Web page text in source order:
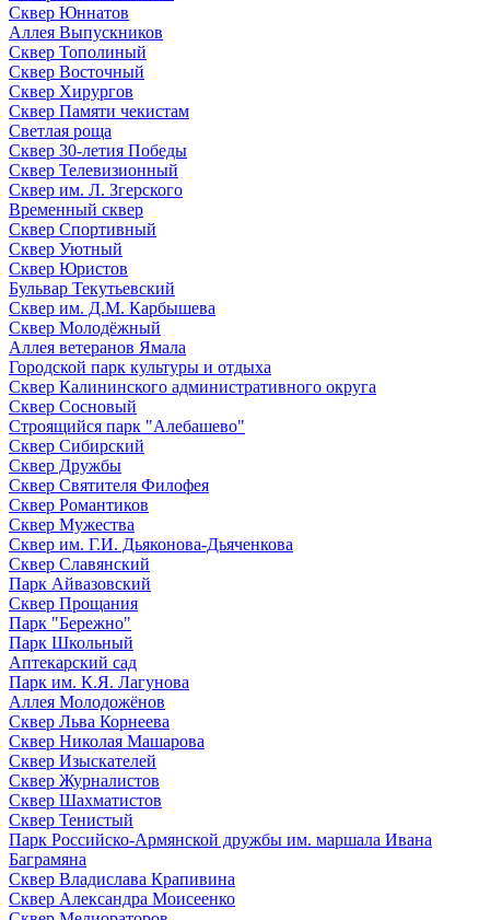
Сквер Юннатов
Аллея Выпускников
Сквер Тополиный
Сквер Восточный
Сквер Хирургов
Сквер Памяти чекистам
Светлая роща
Сквер 30-летия Победы
Сквер Телевизионный
Сквер им. Л. Згерского
Временный сквер
Сквер Спортивный
Сквер Уютный
Сквер Юристов
Бульвар Текутьевский
Сквер им. Д.М. Карбышева
Сквер Молодёжный
Аллея ветеранов Ямала
Городской парк культуры и отдыха
Сквер Калининского административного округа
Сквер Сосновый
Строящийся парк "Алебашево"
Сквер Сибирский
Сквер Дружбы
Сквер Святителя Филофея
Сквер Романтиков
Сквер Мужества
Сквер им. Г.И. Дьяконова-Дьяченкова
Сквер Славянский
Парк Айвазовский
Сквер Прощания
Парк "Бережно"
Парк Школьный
Аптекарский сад
Парк им. К.Я. Лагунова
Аллея Молодожёнов
Сквер Льва Корнеева
Сквер Николая Машарова
Сквер Изыскателей
Сквер Журналистов
Сквер Шахматистов
Сквер Тенистый
Парк Российско-Армянской дружбы им. маршала Ивана
Баграмяна
Сквер Владислава Крапивина
Сквер Александра Моисеенко